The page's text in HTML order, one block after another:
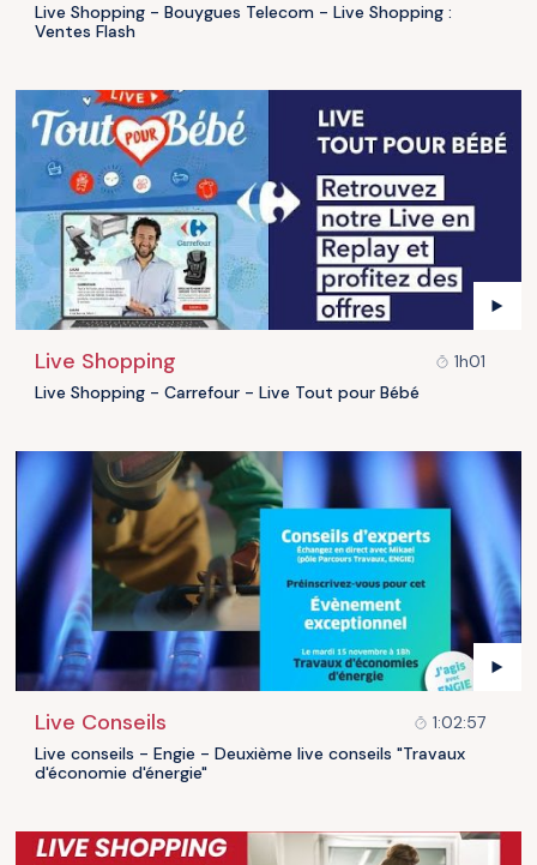
Live Shopping - Bouygues Telecom - Live Shopping :
Ventes Flash
Live Shopping
1h01
Live Shopping - Carrefour - Live Tout pour Bébé
Live Conseils
1:02:57
Live conseils - Engie - Deuxième live conseils "Travaux
d'économie d'énergie"